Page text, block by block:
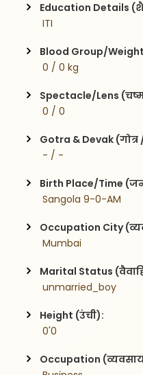
Education Details
ITI
Blood Group/
0 / 0 kg
Spectacle/Lens
0 / 0
Gotra & Devak
- / -
Birth Place/Time
Sangola 9-0-AM
Occupation City
Mumbai
Marital Status
unmarried_boy
Height (उंची):
0'0
Occupation